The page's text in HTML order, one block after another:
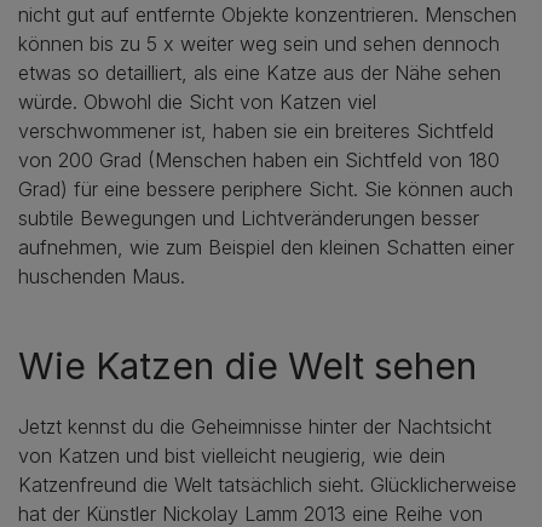
nicht gut auf entfernte Objekte konzentrieren. Menschen
können bis zu 5 x weiter weg sein und sehen dennoch
etwas so detailliert, als eine Katze aus der Nähe sehen
würde. Obwohl die Sicht von Katzen viel
verschwommener ist, haben sie ein breiteres Sichtfeld
von 200 Grad (Menschen haben ein Sichtfeld von 180
Grad) für eine bessere periphere Sicht. Sie können auch
subtile Bewegungen und Lichtveränderungen besser
aufnehmen, wie zum Beispiel den kleinen Schatten einer
huschenden Maus.
Wie Katzen die Welt sehen
Jetzt kennst du die Geheimnisse hinter der Nachtsicht
von Katzen und bist vielleicht neugierig, wie dein
Katzenfreund die Welt tatsächlich sieht. Glücklicherweise
hat der Künstler Nickolay Lamm 2013 eine Reihe von